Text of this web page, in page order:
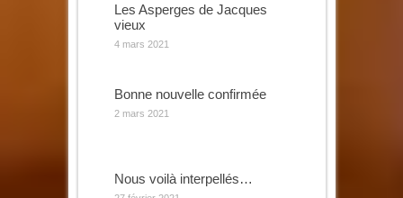
Les Asperges de Jacques
vieux
4 mars 2021
Bonne nouvelle confirmée
2 mars 2021
Nous voilà interpellés…